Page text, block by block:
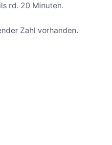
rd. 20 Minuten.
Zahl vorhanden.